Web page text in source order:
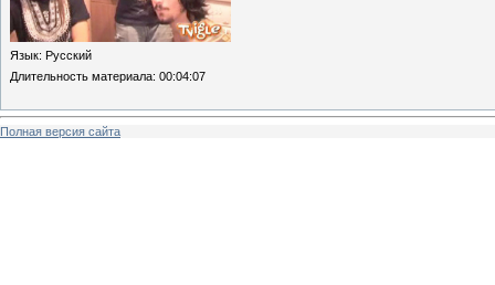
Язык: Русский
Длительность материала: 00:04:07
Полная версия сайта